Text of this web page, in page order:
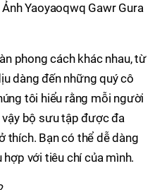
Yaoyaoqwq Gawr Gura
phong cách khác nhau, từ
dàng đến những quý cô
tôi hiểu rằng mỗi người
bộ sưu tập được đa
thích. Bạn có thể dễ dàng
với tiêu chí của mình.